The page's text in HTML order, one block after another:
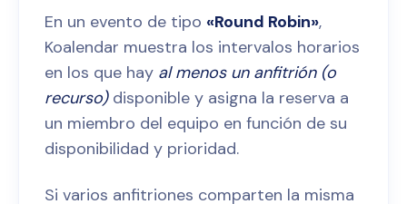
En un evento de tipo «Round Robin»,
Koalendar muestra los intervalos horarios
en los que hay al menos un anfitrión (o
recurso)disponible y asigna la reserva a
un miembro del equipo en función de su
disponibilidad y prioridad.
Si varios anfitriones comparten la misma